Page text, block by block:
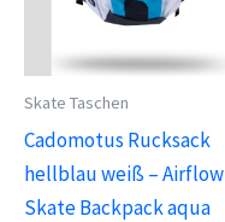
Skate Taschen
Cadomotus Rucksack
hellblau weiß – Airflow
Skate Backpack aqua